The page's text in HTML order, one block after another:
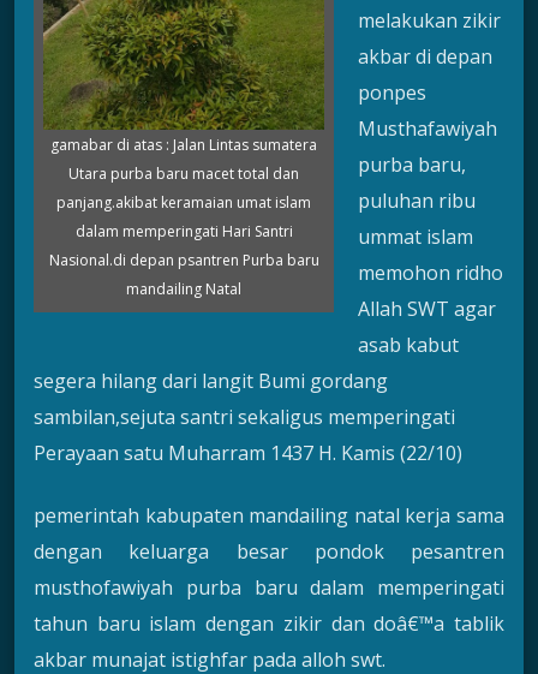
gamabar di atas : Jalan Lintas sumatera
Utara purba baru macet total dan
panjang.akibat keramaian umat islam
dalam memperingati Hari Santri
Nasional.di depan psantren Purba baru
mandailing Natal
melakukan zikir
akbar di depan
ponpes
Musthafawiyah
purba baru,
puluhan ribu
ummat islam
memohon ridho
Allah SWT agar
asab kabut
segera hilang dari langit Bumi gordang
sambilan,sejuta santri sekaligus memperingati
Perayaan satu Muharram 1437 H. Kamis (22/10)
pemerintah kabupaten mandailing natal kerja sama
dengan keluarga besar pondok pesantren
musthofawiyah purba baru dalam memperingati
tahun baru islam dengan zikir dan doâ€™a tablik
akbar munajat istighfar pada alloh swt.